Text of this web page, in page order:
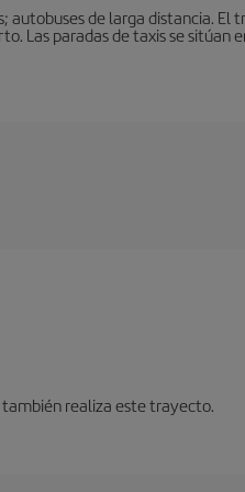
autobuses de larga distancia. El
Las paradas de taxis se sitúan
realiza este trayecto.